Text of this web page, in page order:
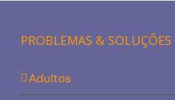
PROBLEMAS & SOLUÇÕES
Adultos